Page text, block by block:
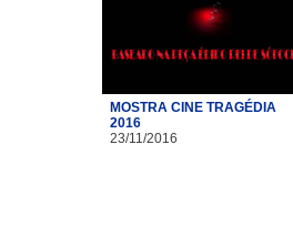
MOSTRA CINE TRAGÉDIA
2016
23/11/2016